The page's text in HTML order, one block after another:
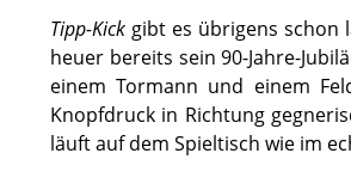
Tipp-Kick gibt es übrigens schon
heuer bereits sein 90-Jahre-
einem Tormann und einem
Knopfdruck in Richtung
läuft auf dem Spieltisch wie im